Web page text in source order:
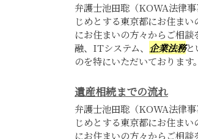
弁護士池田聡（KOWA法律事
じめとする東京都にお住ま
にお住まいの方々からご相
融、ITシステム、 企業法務と
のを特にいただいております。
遺産相続までの流れ
弁護士池田聡（KOWA法律事
じめとする東京都にお住ま
にお住まいの方々からご相